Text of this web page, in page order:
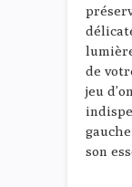
de
jeu
son